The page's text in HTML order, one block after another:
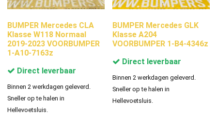
BUMPER Mercedes CLA
Klasse W118 Normaal
2019-2023 VOORBUMPER
1-A10-7163z
Direct leverbaar
Binnen 2 werkdagen geleverd.
Sneller op te halen in
Hellevoetsluis.
BUMPER Mercedes GLK
Klasse A204
VOORBUMPER 1-B4-4346z
Direct leverbaar
Binnen 2 werkdagen geleverd.
Sneller op te halen in
Hellevoetsluis.